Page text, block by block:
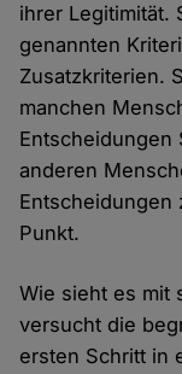
ihrer Legitimität.
genannten
Zusatzkriterien.
manchen
Entscheidungen
anderen
Entscheidungen
Punkt.
Wie sieht es mit
versucht die
ersten Schritt in